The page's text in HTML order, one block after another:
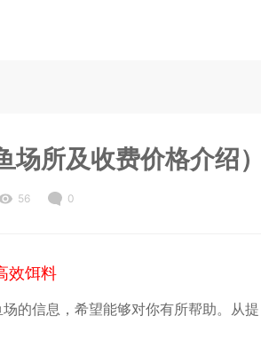
所及收费价格介绍）
56 0
效饵料
的信息，希望能够对你有所帮助。从提